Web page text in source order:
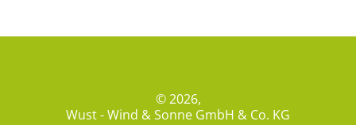
© 2026,
Wust - Wind & Sonne GmbH & Co. KG